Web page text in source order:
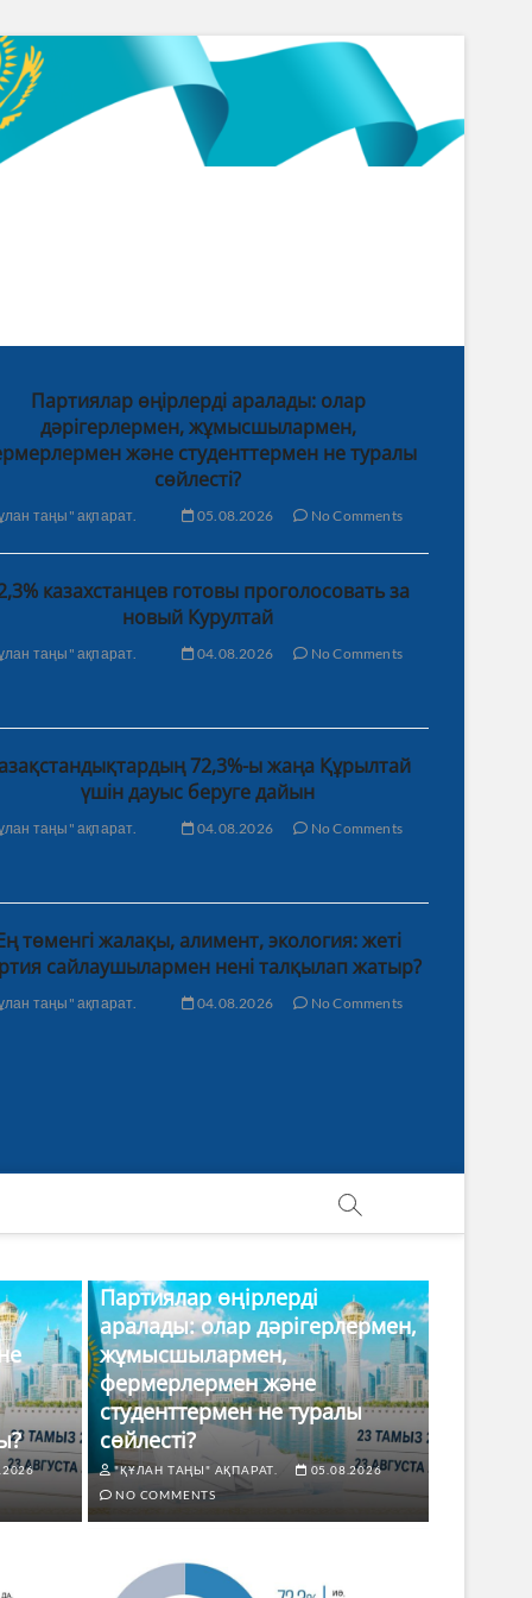
Партиялар өңірлерді аралады: олар
дәрігерлермен, жұмысшылармен,
және студенттермен не туралы
сөйлесті?
таңы" ақпарат. 05.08.2026 No Comments
казахстанцев готовы проголосовать за
новый Курултай
таңы" ақпарат. 04.08.2026 No Comments
72,3%-ы жаңа Құрылтай
үшін дауыс беруге дайын
таңы" ақпарат. 04.08.2026 No Comments
төменгі жалақы, алимент, экология: жеті
сайлаушылармен нені талқылап жатыр?
таңы" ақпарат. 04.08.2026 No Comments
Партиялар өңірлерді
аралады: олар дәрігерлермен,
жұмысшылармен,
фермерлермен және
студенттермен не туралы
сөйлесті?
"ҚҰЛАН ТАҢЫ" АҚПАРАТ.
05.08.2026
NO COMMENTS